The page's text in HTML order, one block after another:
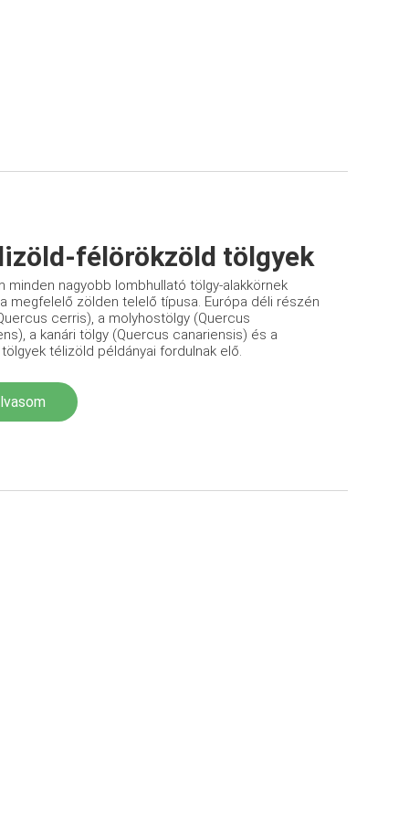
félörökzöld tölgyek
minden nagyobb lombhullató tölgy-alakkörnek
megfelelő zölden telelő típusa. Európa déli részén
cerris), a molyhostölgy (Quercus
a kanári tölgy (Quercus canariensis) és a
télizöld példányai fordulnak elő.